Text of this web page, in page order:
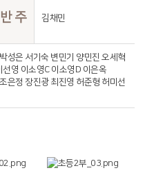
반 주 김채민
성은 서기숙 변민기 양민진 오세혁
영 이소영C 이소영D 이은옥
은정 장진광 최진영 허준형 허미선